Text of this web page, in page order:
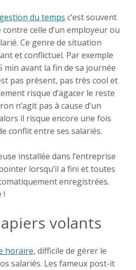
du temps c’est souvent
contre celle d’un employeur ou
Ce genre de situation
et conflictuel. Par exemple
min avant la fin de sa journée
pas présent, pas très cool et
risque d’agacer le reste
n’agit pas à cause d’un
il risque encore une fois
conflit entre ses salariés.
installée dans l’entreprise
lorsqu’il a fini et toutes
enregistrées.
!
volants
horaire, difficile de gérer le
salariés. Les fameux post-it